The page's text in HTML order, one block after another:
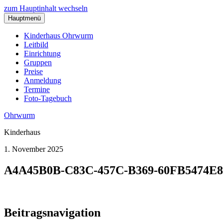
zum Hauptinhalt wechseln
Hauptmenü
Kinderhaus Ohrwurm
Leitbild
Einrichtung
Gruppen
Preise
Anmeldung
Termine
Foto-Tagebuch
Ohrwurm
Kinderhaus
1. November 2025
A4A45B0B-C83C-457C-B369-
Beitragsnavigation